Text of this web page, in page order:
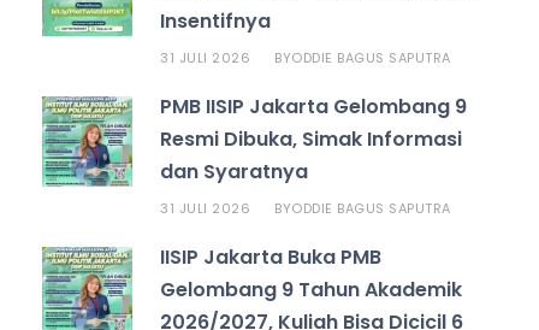
Insentifnya
31 JULI 2026 BYODDIE BAGUS SAPUTRA
PMB IISIP Jakarta Gelombang 9
Resmi Dibuka, Simak Informasi
dan Syaratnya
31 JULI 2026 BYODDIE BAGUS SAPUTRA
IISIP Jakarta Buka PMB
Gelombang 9 Tahun Akademik
2026/2027, Kuliah Bisa Dicicil 6